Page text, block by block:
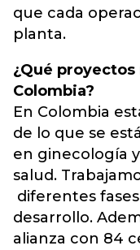
que cada
planta.
¿Qué
Colombia?
En Colombia
de lo que se
en ginecología
salud.
diferentes
desarrollo.
alianza con 84